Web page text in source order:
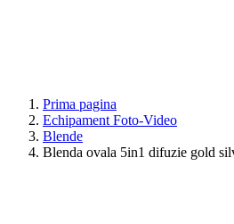
Prima pagina
Echipament Foto-Video
Blende
Blenda ovala 5in1 difuzie gold